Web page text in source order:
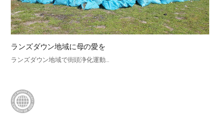
ランズダウン地域に母の愛を
ランズダウン地域で街頭浄化運動…